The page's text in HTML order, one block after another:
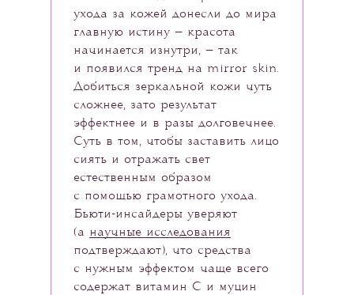
ухода за кожей донесли до мира
главную истину — красота
начинается изнутри, — так
и появился тренд на mirror skin.
Добиться зеркальной кожи чуть
сложнее, зато результат
эффектнее и в разы долговечнее.
Суть в том, чтобы заставить лицо
сиять и отражать свет
естественным образом
с помощью грамотного ухода.
Бьюти-инсайдеры уверяют
(а научные исследования
подтверждают), что средства
с нужным эффектом чаще всего
содержат витамин С и муцин